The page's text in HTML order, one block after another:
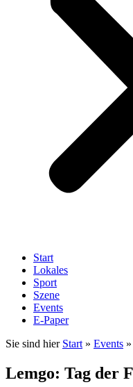
Start
Lokales
Sport
Szene
Events
E-Paper
Sie sind hier Start » Events »
Lemgo: Tag der